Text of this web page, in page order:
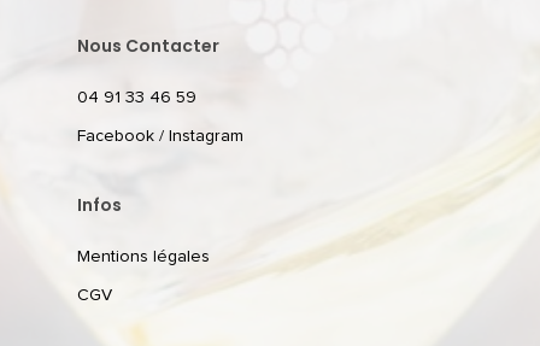
Nous Contacter
04 91 33 46 59
Facebook / Instagram
Infos
Mentions légales
CGV